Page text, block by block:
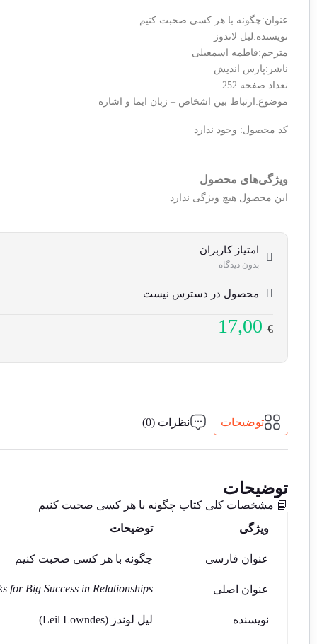
عنوان:چگونه با هر کسی صحبت کنیم
نویسنده:لیل لاندوز
مترجم:فاطمه اسمعیلی
ناشر:پارس اندیش
تعداد صفحه:252
موضوع:ارتباط بین اشخاص – زبان ایما و اشاره
کد محصول: وجود ندارد
ویژگی‌های محصول
این محصول هیچ ویژگی ندارد
امتیاز کاربران
بدون دیدگاه
محصول در دسترس نیست
17,00 €
توضیحات نظرات (0)
توضیحات
📘 مشخصات کلی کتاب چگونه با هر کسی صحبت کنیم
ویژگی
توضیحات
عنوان فارسی چگونه با هر کسی صحبت کنیم
عنوان اصلی for Big Success in Relationships
نویسنده لیل لوندز (Leil Lowndes)